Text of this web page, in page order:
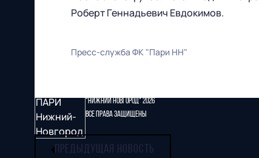
Роберт Геннадьевич Евдокимов.
Пресс-служба ФК "Пари НН"
ПРЕДЫДУЩАЯ НОВОСТЬ
"Нижний Новгород" 2026
Все права защищены